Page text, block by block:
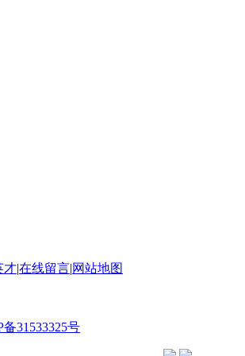
才在线留言 网站地图
备31533325号